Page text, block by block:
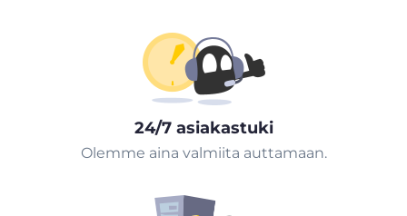
24/7 asiakastuki
Olemme aina valmiita auttamaan.